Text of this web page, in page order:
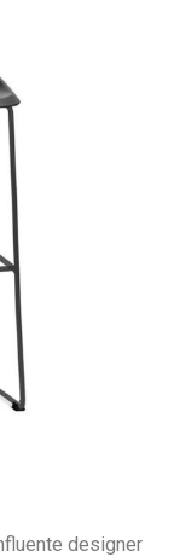
designer